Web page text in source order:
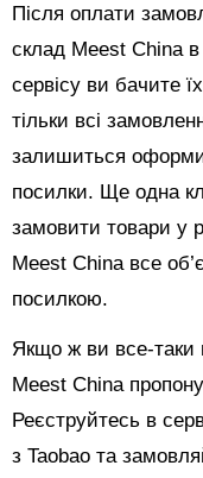
Після оплати
склад Meest China в
сервісу ви бачите
тільки всі
залишиться
посилки. Ще одна
замовити товари у
Meest China все
посилкою.
Якщо ж ви все-таки
Meest China
Реєструйтесь в
з Taobao та